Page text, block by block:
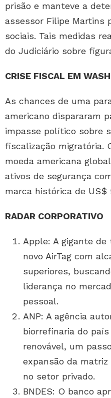
prisão e manteve a
assessor Filipe Martins
sociais. Tais medidas
do Judiciário sobre
CRISE FISCAL EM
As chances de uma
americano dispararam
impasse político sobre
fiscalização migratória.
moeda americana
ativos de segurança
marca histórica de US$
RADAR CORPORATIVO
Apple: A gigante de
novo AirTag com
superiores,
liderança no
pessoal.
ANP: A agência
biorrefinaria do
renovável, um
expansão da
no setor privado.
BNDES: O banco